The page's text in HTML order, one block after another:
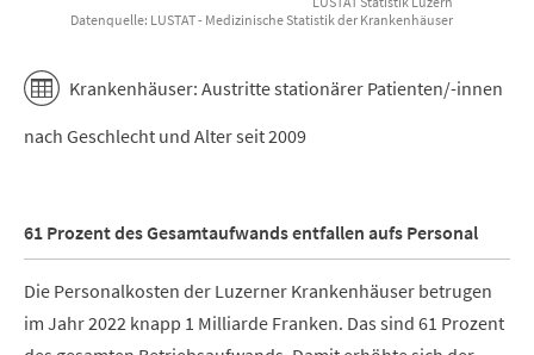
Datenquelle: LUSTAT - Medizinische Statistik der Krankenhäuser
Krankenhäuser: Austritte stationärer Patienten/-innen
nach Geschlecht und Alter seit 2009
61 Prozent des Gesamtaufwands entfallen aufs Personal
Die Personalkosten der Luzerner Krankenhäuser betrugen
im Jahr 2022 knapp 1 Milliarde Franken. Das sind 61 Prozent